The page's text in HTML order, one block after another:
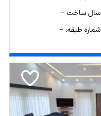
سال ساخت --
شماره طبقه: --